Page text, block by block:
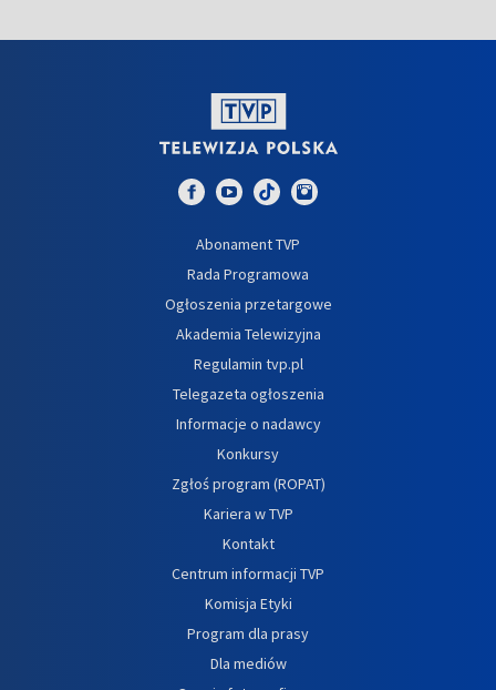
Abonament TVP
Rada Programowa
Ogłoszenia przetargowe
Akademia Telewizyjna
Regulamin tvp.pl
Telegazeta ogłoszenia
Informacje o nadawcy
Konkursy
Zgłoś program (ROPAT)
Kariera w TVP
Kontakt
Centrum informacji TVP
Komisja Etyki
Program dla prasy
Dla mediów